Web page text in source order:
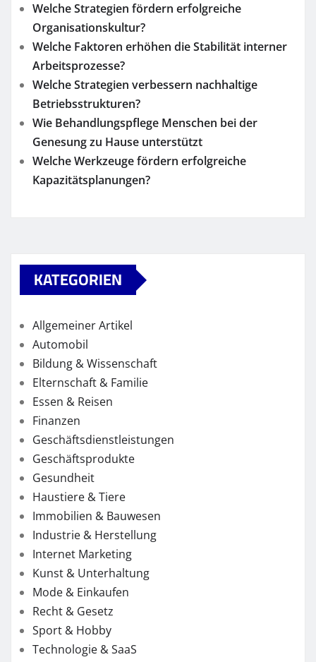
Welche Strategien fördern erfolgreiche
Organisationskultur?
Welche Faktoren erhöhen die Stabilität interner
Arbeitsprozesse?
Welche Strategien verbessern nachhaltige
Betriebsstrukturen?
Wie Behandlungspflege Menschen bei der
Genesung zu Hause unterstützt
Welche Werkzeuge fördern erfolgreiche
Kapazitätsplanungen?
KATEGORIEN
Allgemeiner Artikel
Automobil
Bildung & Wissenschaft
Elternschaft & Familie
Essen & Reisen
Finanzen
Geschäftsdienstleistungen
Geschäftsprodukte
Gesundheit
Haustiere & Tiere
Immobilien & Bauwesen
Industrie & Herstellung
Internet Marketing
Kunst & Unterhaltung
Mode & Einkaufen
Recht & Gesetz
Sport & Hobby
Technologie & SaaS